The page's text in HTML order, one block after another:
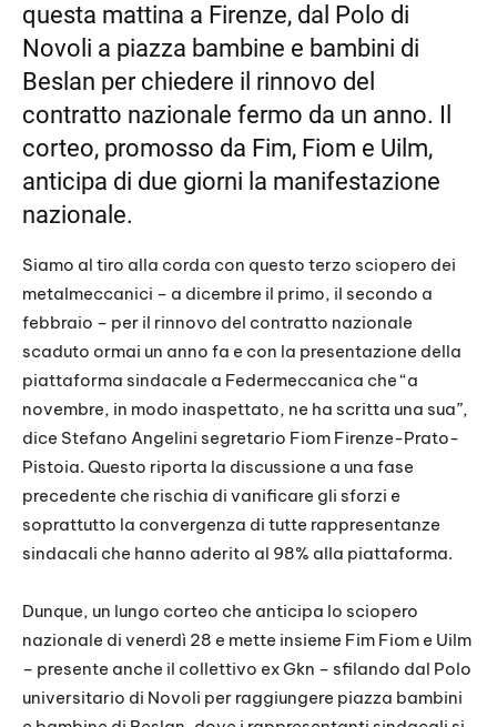
EMBED
questa mattina a Firenze, dal Polo di
Novoli a piazza bambine e bambini di
Beslan per chiedere il rinnovo del
contratto nazionale fermo da un anno. Il
corteo, promosso da Fim, Fiom e Uilm,
anticipa di due giorni la manifestazione
nazionale.
Siamo al tiro alla corda con questo terzo sciopero dei
metalmeccanici – a dicembre il primo, il secondo a
febbraio – per il rinnovo del contratto nazionale
scaduto ormai un anno fa e con la presentazione della
piattaforma sindacale a Federmeccanica che “a
novembre, in modo inaspettato, ne ha scritta una sua”,
dice Stefano Angelini segretario Fiom Firenze-Prato-
Pistoia. Questo riporta la discussione a una fase
precedente che rischia di vanificare gli sforzi e
soprattutto la convergenza di tutte rappresentanze
sindacali che hanno aderito al 98% alla piattaforma.
Dunque, un lungo corteo che anticipa lo sciopero
nazionale di venerdì 28 e mette insieme Fim Fiom e Uilm
– presente anche il collettivo ex Gkn – sfilando dal Polo
universitario di Novoli per raggiungere piazza bambini